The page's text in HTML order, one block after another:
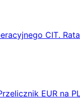
CIT.
EUR na